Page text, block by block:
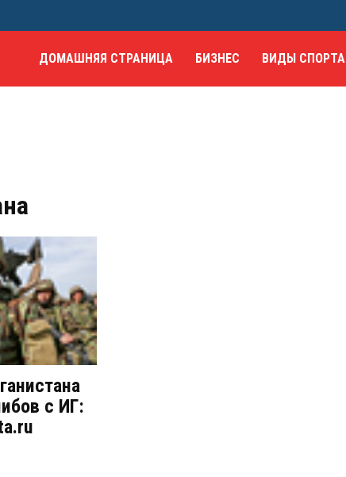
ДОМАШНЯЯ СТРАНИЦА БИЗНЕС ВИДЫ СПОРТА
с ИГ: